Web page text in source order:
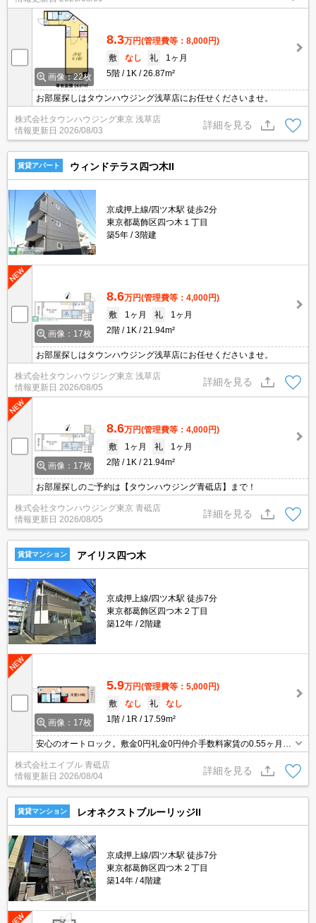
画像：22枚
8.3万円(管理費等：8,000円)
敷
なし 礼
1ヶ月
5階
1K 26.87m²
お部屋探しはタウンハウジング浅草店にお任せくださいませ。
株式会社タウンハウジング東京 浅草店
情報更新日 2026/08/03
詳細を見る
賃貸アパート ウィンドテラス四つ木II
京成押上線/四ツ木駅 徒歩2分
東京都葛飾区四つ木１丁目
築5年
3階建
画像：17枚
8.6万円(管理費等：4,000円)
敷
1ヶ月 礼
1ヶ月
2階
1K 21.94m²
お部屋探しはタウンハウジング浅草店にお任せくださいませ。
株式会社タウンハウジング東京 浅草店
情報更新日 2026/08/05
詳細を見る
画像：17枚
8.6万円(管理費等：4,000円)
敷
1ヶ月 礼
1ヶ月
2階
1K 21.94m²
お部屋探しのご予約は【タウンハウジング青砥店】まで！
株式会社タウンハウジング東京 青砥店
情報更新日 2026/08/05
詳細を見る
賃貸マンション アイリス四つ木
京成押上線/四ツ木駅 徒歩7分
東京都葛飾区四つ木２丁目
築12年
2階建
画像：17枚
5.9万円(管理費等：5,000円)
敷
なし 礼
なし
1階
1R 17.59m²
安心のオートロック。敷金0円礼金0円仲介手数料家賃の0.55ヶ月
分。インターネット無料。あなたの新生活応援します！。
株式会社エイブル 青砥店
情報更新日 2026/08/04
詳細を見る
賃貸マンション レオネクストブルーリッジII
京成押上線/四ツ木駅 徒歩7分
東京都葛飾区四つ木２丁目
築14年
4階建